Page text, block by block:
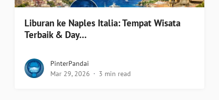
Liburan ke Naples Italia: Tempat Wisata
Terbaik & Day…
PinterPandai
Mar 29, 2026
3 min read